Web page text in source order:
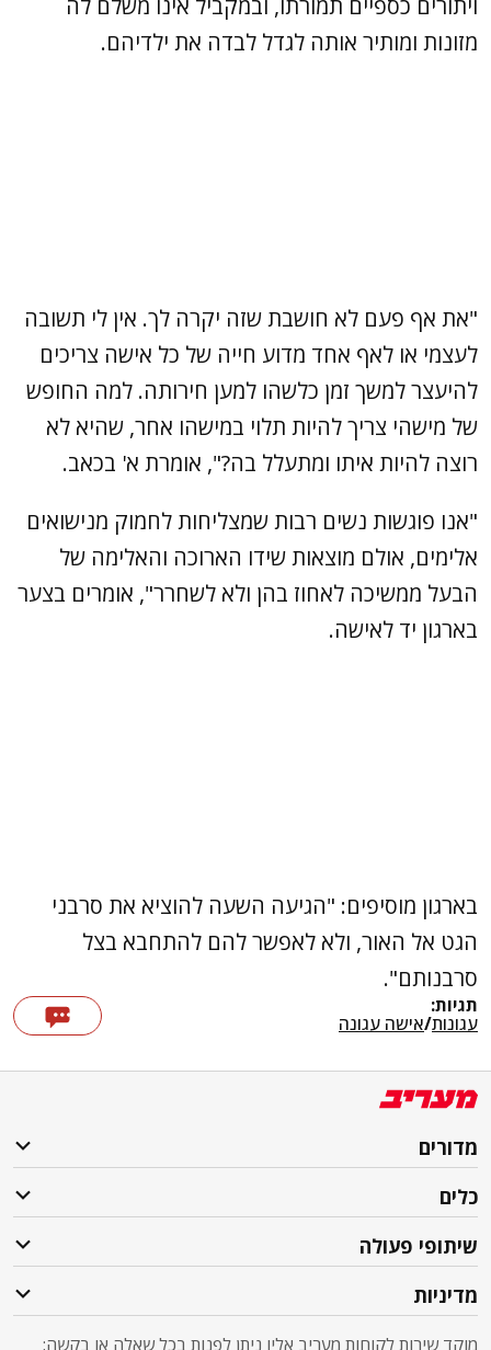
מזונות ומותיר אותה לגדל לבדה את ילדיהם.
"את אף פעם לא חושבת שזה יקרה לך. אין לי תשובה
לעצמי או לאף אחד מדוע חייה של כל אישה צריכים
להיעצר למשך זמן כלשהו למען חירותה. למה החופש
של מישהי צריך להיות תלוי במישהו אחר, שהיא לא
רוצה להיות איתו ומתעלל בה?", אומרת א' בכאב.
"אנו פוגשות נשים רבות שמצליחות לחמוק מנישואים
אלימים, אולם מוצאות שידו הארוכה והאלימה של
הבעל ממשיכה לאחוז בהן ולא לשחרר", אומרים בצער
בארגון יד לאישה.
בארגון מוסיפים: "הגיעה השעה להוציא את סרבני
הגט אל האור, ולא לאפשר להם להתחבא בצל
סרבנותם".
תגיות:
עגונות/אישה עגונה
מדורים
כלים
שיתופי פעולה
מדיניות
מוקד שירות לקוחות מעריב אליו ניתן לפנות בכל שאלה או בקשה: